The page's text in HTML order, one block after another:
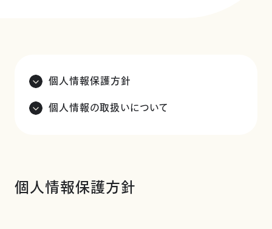
個人情報保護方針
個人情報の取扱いについて
個人情報保護方針